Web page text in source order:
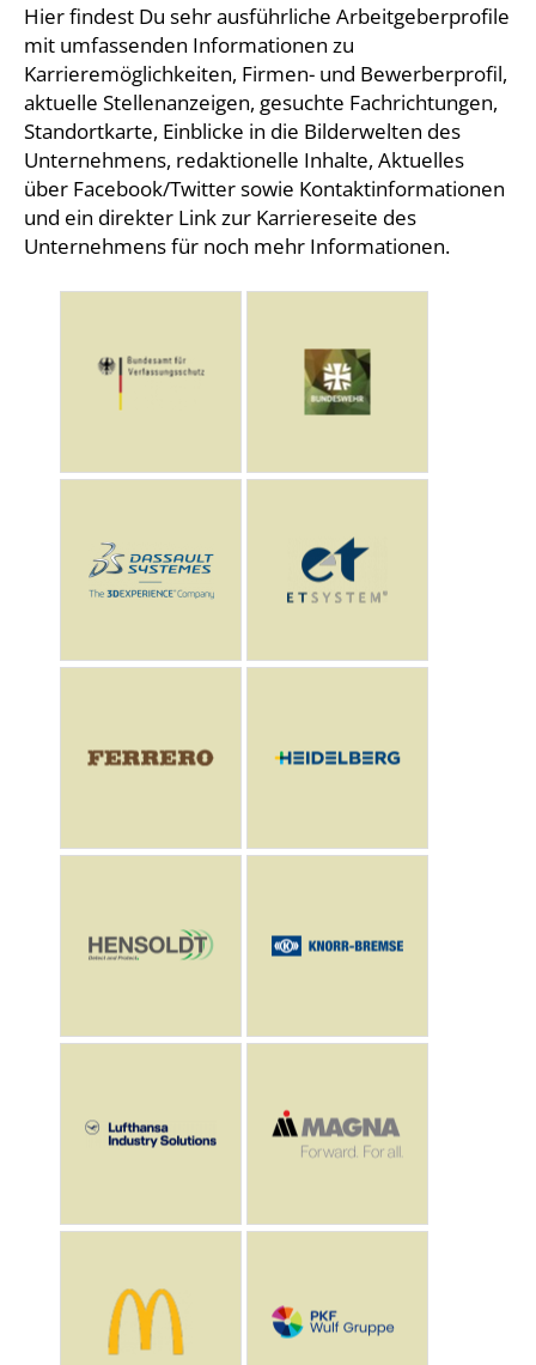
Hier findest Du sehr ausführliche Arbeitgeberprofile
mit umfassenden Informationen zu
Karrieremöglichkeiten, Firmen- und Bewerberprofil,
aktuelle Stellenanzeigen, gesuchte Fachrichtungen,
Standortkarte, Einblicke in die Bilderwelten des
Unternehmens, redaktionelle Inhalte, Aktuelles
über Facebook/Twitter sowie Kontaktinformationen
und ein direkter Link zur Karriereseite des
Unternehmens für noch mehr Informationen.